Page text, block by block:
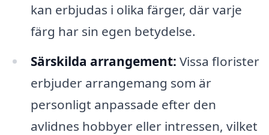
kan erbjudas i olika färger, där varje
färg har sin egen betydelse.
Särskilda arrangement: Vissa florister
erbjuder arrangemang som är
personligt anpassade efter den
avlidnes hobbyer eller intressen, vilket